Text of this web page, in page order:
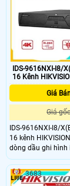
quan sát rộng
hình ảnh chi tiết
IDS-9616NXI-I8/
16 Kênh
Giá
Giá
IDS-9616NXI-I8/
16 kênh
dòng dầu ghi hình
camera tối đa 12
16ch Nhận diện &
viện và 100,000
3683